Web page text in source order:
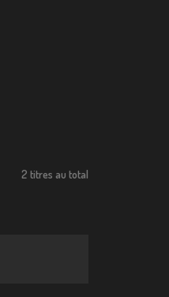
2 titres au total